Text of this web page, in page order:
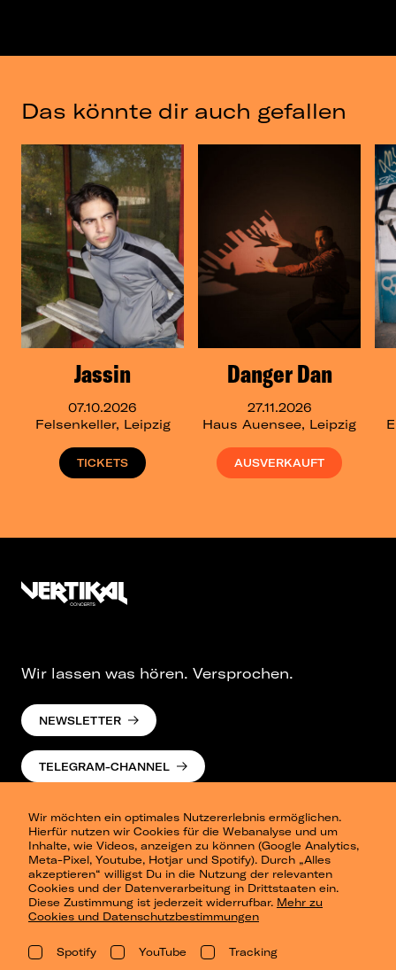
Das könnte dir auch gefallen
Jassin
07.10.2026
Felsenkeller, Leipzig
TICKETS
Danger Dan
27.11.2026
Haus Auensee, Leipzig
AUSVERKAUFT
Wir möchten ein optimales Nutzererlebnis ermöglichen.
Hierfür nutzen wir Cookies für die Webanalyse und um
Inhalte, wie Videos, anzeigen zu können (Google Analytics,
Meta-Pixel, Youtube, Hotjar und Spotify). Durch „Alles
akzeptieren“ willigst Du in die Nutzung der relevanten
Cookies und der Datenverarbeitung in Drittstaaten ein.
Diese Zustimmung ist jederzeit widerrufbar. Mehr zu
Cookies und Datenschutzbestimmungen
Spotify YouTube Tracking
Wir lassen was hören. Versprochen.
NEWSLETTER
TELEGRAM-CHANNEL
Presse
Berlin
Dresden
Leipzig
Konzertsommer Petersberg